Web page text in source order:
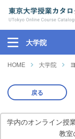
大学院
HOME 大学院
戻る
学内のオンライン授
教室